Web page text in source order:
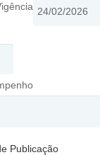
Publicação